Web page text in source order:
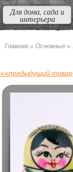
Для дома, сада и
интерьера
Главная > Основные >
<<предыдущий товар